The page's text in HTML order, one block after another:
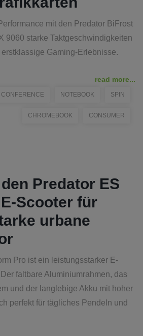
mit den Predator BiFrost
9060 starke Taktgeschwindigkeiten
Gaming-Erlebnisse.
read more...
NOTEBOOK SPIN
CHROMEBOOK CONSUMER
Predator ES
Scooter für
urbane
Pro ist ein leistungsstarker E-
faltbare Aluminiumrahmen, das
und der langlebige Akku mit hoher
perfekt für tägliches Pendeln und